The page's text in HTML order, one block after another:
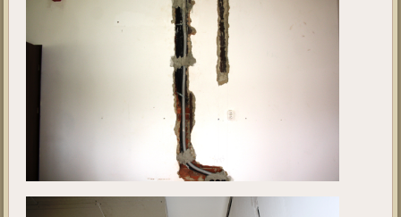
Ebben a galériában a projekt jelenlegi állását tekinthetik meg. A fotók
2019. május 21 - én készültek.